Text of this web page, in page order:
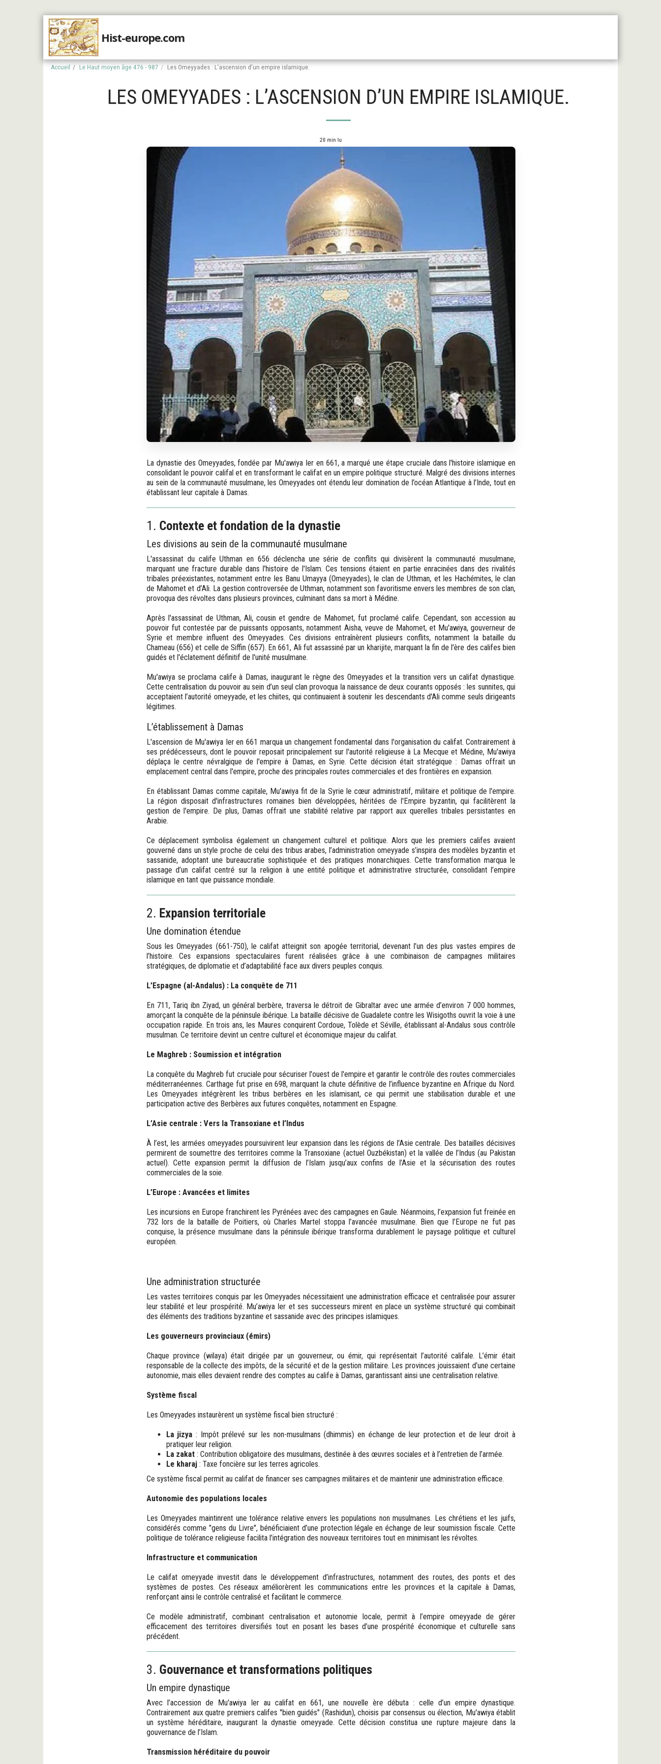
Hist-europe.com
Accueil Le Haut moyen âge 476 - 987 Les Omeyyades : L’ascension d’un empire islamique.
LES OMEYYADES : L’ASCENSION D’UN EMPIRE ISLAMIQUE.
20 min lu
La dynastie des Omeyyades, fondée par Mu'awiya Ier en 661, a marqué une étape cruciale dans l'histoire islamique en
consolidant le pouvoir califal et en transformant le califat en un empire politique structuré. Malgré des divisions internes
au sein de la communauté musulmane, les Omeyyades ont étendu leur domination de l’océan Atlantique à l’Inde, tout en
établissant leur capitale à Damas.
1. Contexte et fondation de la dynastie
Les divisions au sein de la communauté musulmane
L'assassinat du calife Uthman en 656 déclencha une série de conflits qui divisèrent la communauté musulmane,
marquant une fracture durable dans l'histoire de l'Islam. Ces tensions étaient en partie enracinées dans des rivalités
tribales préexistantes, notamment entre les Banu Umayya (Omeyyades), le clan de Uthman, et les Hachémites, le clan
de Mahomet et d’Ali. La gestion controversée de Uthman, notamment son favoritisme envers les membres de son clan,
provoqua des révoltes dans plusieurs provinces, culminant dans sa mort à Médine.
Après l'assassinat de Uthman, Ali, cousin et gendre de Mahomet, fut proclamé calife. Cependant, son accession au
pouvoir fut contestée par de puissants opposants, notamment Aisha, veuve de Mahomet, et Mu'awiya, gouverneur de
Syrie et membre influent des Omeyyades. Ces divisions entraînèrent plusieurs conflits, notamment la bataille du
Chameau (656) et celle de Siffin (657). En 661, Ali fut assassiné par un kharijite, marquant la fin de l'ère des califes bien
guidés et l'éclatement définitif de l'unité musulmane.
Mu'awiya se proclama calife à Damas, inaugurant le règne des Omeyyades et la transition vers un califat dynastique.
Cette centralisation du pouvoir au sein d’un seul clan provoqua la naissance de deux courants opposés : les sunnites, qui
acceptaient l’autorité omeyyade, et les chiites, qui continuaient à soutenir les descendants d'Ali comme seuls dirigeants
légitimes.
L’établissement à Damas
L'ascension de Mu'awiya Ier en 661 marqua un changement fondamental dans l'organisation du califat. Contrairement à
ses prédécesseurs, dont le pouvoir reposait principalement sur l'autorité religieuse à La Mecque et Médine, Mu'awiya
déplaça le centre névralgique de l'empire à Damas, en Syrie. Cette décision était stratégique : Damas offrait un
emplacement central dans l'empire, proche des principales routes commerciales et des frontières en expansion.
En établissant Damas comme capitale, Mu'awiya fit de la Syrie le cœur administratif, militaire et politique de l'empire.
La région disposait d'infrastructures romaines bien développées, héritées de l'Empire byzantin, qui facilitèrent la
gestion de l'empire. De plus, Damas offrait une stabilité relative par rapport aux querelles tribales persistantes en
Arabie.
Ce déplacement symbolisa également un changement culturel et politique. Alors que les premiers califes avaient
gouverné dans un style proche de celui des tribus arabes, l’administration omeyyade s’inspira des modèles byzantin et
sassanide, adoptant une bureaucratie sophistiquée et des pratiques monarchiques. Cette transformation marqua le
passage d’un califat centré sur la religion à une entité politique et administrative structurée, consolidant l’empire
islamique en tant que puissance mondiale.
2. Expansion territoriale
Une domination étendue
Sous les Omeyyades (661-750), le califat atteignit son apogée territorial, devenant l’un des plus vastes empires de
l’histoire. Ces expansions spectaculaires furent réalisées grâce à une combinaison de campagnes militaires
stratégiques, de diplomatie et d’adaptabilité face aux divers peuples conquis.
L’Espagne (al-Andalus) : La conquête de 711
En 711, Tariq ibn Ziyad, un général berbère, traversa le détroit de Gibraltar avec une armée d’environ 7 000 hommes,
amorçant la conquête de la péninsule ibérique. La bataille décisive de Guadalete contre les Wisigoths ouvrit la voie à une
occupation rapide. En trois ans, les Maures conquirent Cordoue, Tolède et Séville, établissant al-Andalus sous contrôle
musulman. Ce territoire devint un centre culturel et économique majeur du califat.
Le Maghreb : Soumission et intégration
La conquête du Maghreb fut cruciale pour sécuriser l'ouest de l'empire et garantir le contrôle des routes commerciales
méditerranéennes. Carthage fut prise en 698, marquant la chute définitive de l’influence byzantine en Afrique du Nord.
Les Omeyyades intégrèrent les tribus berbères en les islamisant, ce qui permit une stabilisation durable et une
participation active des Berbères aux futures conquêtes, notamment en Espagne.
L’Asie centrale : Vers la Transoxiane et l’Indus
À l’est, les armées omeyyades poursuivirent leur expansion dans les régions de l’Asie centrale. Des batailles décisives
permirent de soumettre des territoires comme la Transoxiane (actuel Ouzbékistan) et la vallée de l’Indus (au Pakistan
actuel). Cette expansion permit la diffusion de l’Islam jusqu’aux confins de l’Asie et la sécurisation des routes
commerciales de la soie.
L’Europe : Avancées et limites
Les incursions en Europe franchirent les Pyrénées avec des campagnes en Gaule. Néanmoins, l’expansion fut freinée en
732 lors de la bataille de Poitiers, où Charles Martel stoppa l’avancée musulmane. Bien que l’Europe ne fut pas
conquise, la présence musulmane dans la péninsule ibérique transforma durablement le paysage politique et culturel
européen.
Une administration structurée
Les vastes territoires conquis par les Omeyyades nécessitaient une administration efficace et centralisée pour assurer
leur stabilité et leur prospérité. Mu’awiya Ier et ses successeurs mirent en place un système structuré qui combinait
des éléments des traditions byzantine et sassanide avec des principes islamiques.
Les gouverneurs provinciaux (émirs)
Chaque province (wilaya) était dirigée par un gouverneur, ou émir, qui représentait l’autorité califale. L’émir était
responsable de la collecte des impôts, de la sécurité et de la gestion militaire. Les provinces jouissaient d’une certaine
autonomie, mais elles devaient rendre des comptes au calife à Damas, garantissant ainsi une centralisation relative.
Système fiscal
Les Omeyyades instaurèrent un système fiscal bien structuré :
La jizya : Impôt prélevé sur les non-musulmans (dhimmis) en échange de leur protection et de leur droit à
pratiquer leur religion.
La zakat : Contribution obligatoire des musulmans, destinée à des œuvres sociales et à l’entretien de l’armée.
Le kharaj : Taxe foncière sur les terres agricoles.
Ce système fiscal permit au califat de financer ses campagnes militaires et de maintenir une administration efficace.
Autonomie des populations locales
Les Omeyyades maintinrent une tolérance relative envers les populations non musulmanes. Les chrétiens et les juifs,
considérés comme "gens du Livre", bénéficiaient d’une protection légale en échange de leur soumission fiscale. Cette
politique de tolérance religieuse facilita l’intégration des nouveaux territoires tout en minimisant les révoltes.
Infrastructure et communication
Le califat omeyyade investit dans le développement d’infrastructures, notamment des routes, des ponts et des
systèmes de postes. Ces réseaux améliorèrent les communications entre les provinces et la capitale à Damas,
renforçant ainsi le contrôle centralisé et facilitant le commerce.
Ce modèle administratif, combinant centralisation et autonomie locale, permit à l’empire omeyyade de gérer
efficacement des territoires diversifiés tout en posant les bases d’une prospérité économique et culturelle sans
précédent.
3. Gouvernance et transformations politiques
Un empire dynastique
Avec l’accession de Mu'awiya Ier au califat en 661, une nouvelle ère débuta : celle d’un empire dynastique.
Contrairement aux quatre premiers califes "bien guidés" (Rashidun), choisis par consensus ou élection, Mu'awiya établit
un système héréditaire, inaugurant la dynastie omeyyade. Cette décision constitua une rupture majeure dans la
gouvernance de l’Islam.
Transmission héréditaire du pouvoir